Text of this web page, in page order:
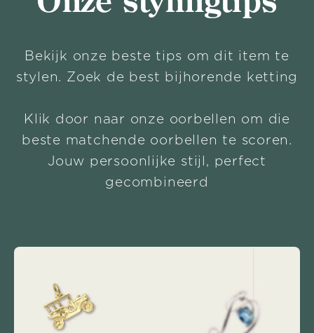
Bekijk onze beste tips om dit item te
stylen. Zoek de best bijhorende ketting
Klik door naar onze oorbellen om die
beste matchende oorbellen te scoren.
Jouw persoonlijke stijl, perfect
gecombineerd